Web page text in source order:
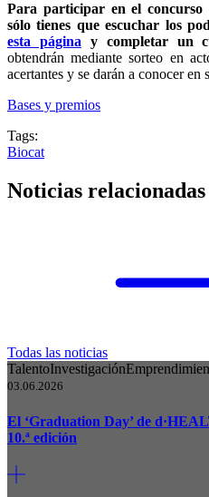
Para participar en el concurso
sólo tienes que escuchar los
esta páginay completar un
obtendrán mediante sorteo en
acertantes y se darán a conocer en
Bases y premios
Tags:
Biocat
Noticias relacionadas
Todas las noticias
TalentoInvestigación
03.06.2026
El ‘Graduation Day’ de
10.ª edición